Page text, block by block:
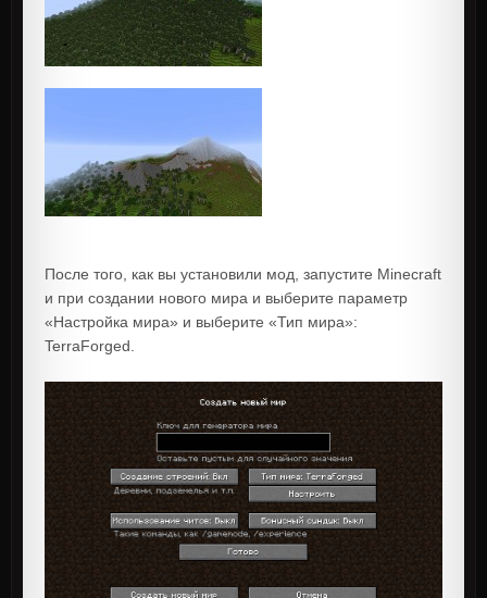
После того, как вы установили мод, запустите Minecraft
и при создании нового мира и выберите параметр
«Настройка мира» и выберите «Тип мира»:
TerraForged.